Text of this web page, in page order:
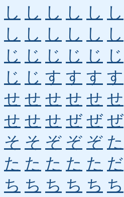
し し し し し し
し し し し し し
じ じ じ じ じ じ
じ じ す す す す
せ せ せ せ せ せ
せ せ せ ぜ ぜ ぜ
そ そ ぞ ぞ ぞ た
た た た た た だ
ち ち ち ち ち ち